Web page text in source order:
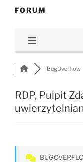
FORUM
BugOverflow
RDP, Pulpit